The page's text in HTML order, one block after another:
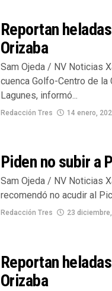
Reportan
Orizaba
Sam Ojeda / NV Noticias
cuenca Golfo-Centro de la
Lagunes, informó...
Redacción Tres 14 enero,
Piden no subir a
Sam Ojeda / NV Noticias
recomendó no acudir al
Redacción Tres 23
Reportan
Orizaba